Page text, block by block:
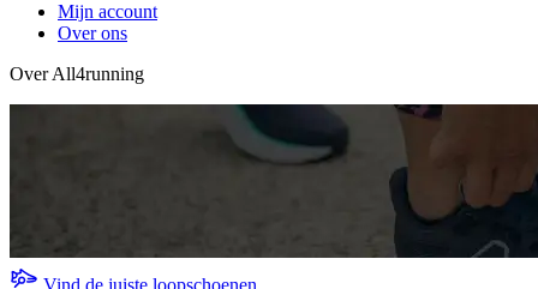
Mijn account
Over ons
Over All4running